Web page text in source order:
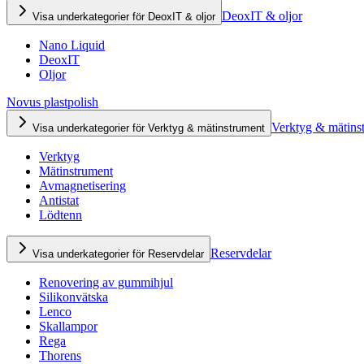
Visa underkategorier för DeoxIT & oljor DeoxIT & oljor
Nano Liquid
DeoxIT
Oljor
Novus plastpolish
Visa underkategorier för Verktyg & mätinstrument Verktyg &
Verktyg
Mätinstrument
Avmagnetisering
Antistat
Lödtenn
Visa underkategorier för Reservdelar Reservdelar
Renovering av gummihjul
Silikonvätska
Lenco
Skallampor
Rega
Thorens